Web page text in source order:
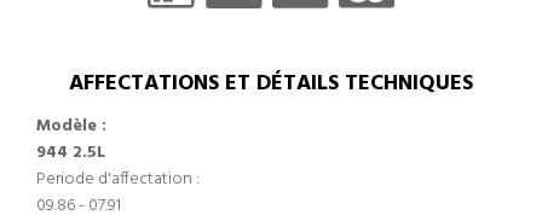
AFFECTATIONS ET DÉTAILS TECHNIQUES
Modèle :
944 2.5L
Periode d'affectation :
09.86 - 07.91